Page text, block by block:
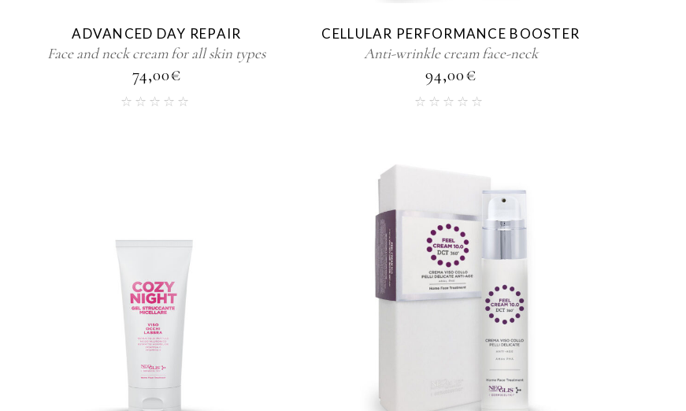
ADVANCED DAY REPAIR
Face and neck cream for all skin types
74,00€
CELLULAR PERFORMANCE BOOSTER
Anti-wrinkle cream face-neck
94,00€